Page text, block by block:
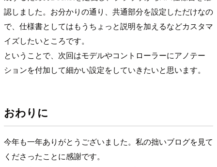
認しました。お分かりの通り、共通部分を設定しただけなの
で、仕様書としてはもうちょっと説明を加えるなどカスタマ
イズしたいところです。
ということで、次回はモデルやコントローラーにアノテー
ションを付加して細かい設定をしていきたいと思います。
おわりに
今年も一年ありがとうございました。私の拙いブログを見て
くださったことに感謝です。